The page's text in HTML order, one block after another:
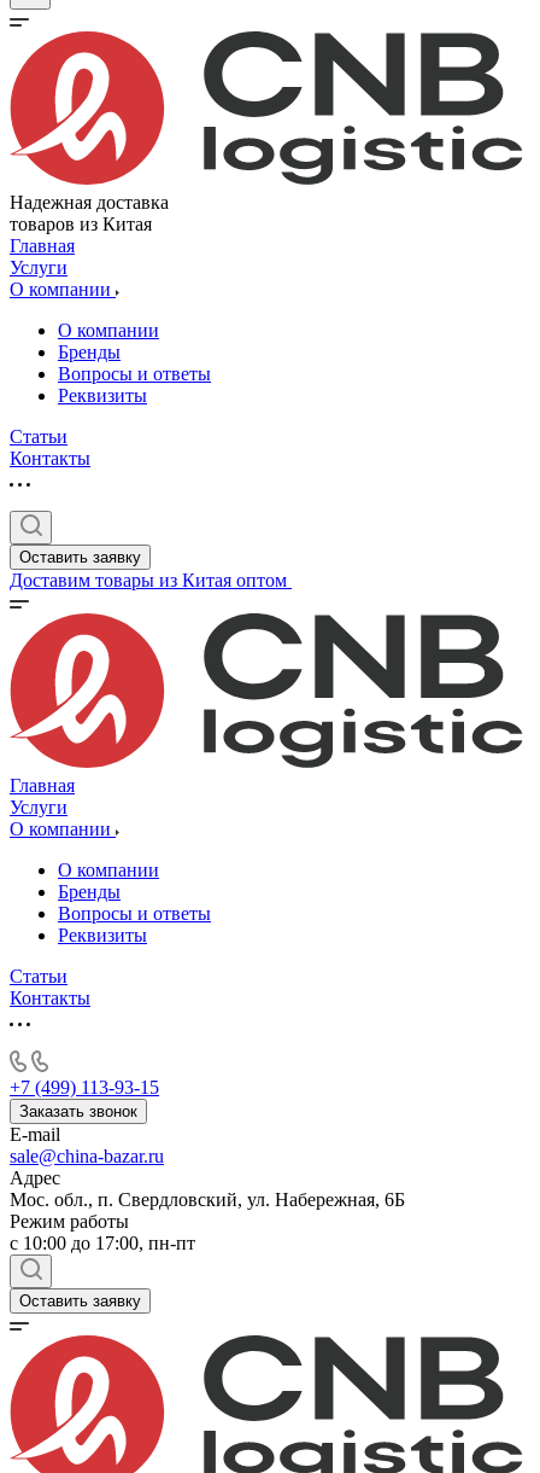
Надежная доставка
товаров из Китая
Главная
Услуги
О компании
О компании
Бренды
Вопросы и ответы
Реквизиты
Статьи
Контакты
Оставить заявку
Доставим товары из Китая оптом
Главная
Услуги
О компании
О компании
Бренды
Вопросы и ответы
Реквизиты
Статьи
Контакты
+7 (499) 113-93-15
Заказать звонок
E-mail
sale@china-bazar.ru
Адрес
Мос. обл., п. Свердловский, ул. Набережная, 6Б
Режим работы
c 10:00 до 17:00, пн-пт
Оставить заявку